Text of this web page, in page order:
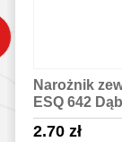
Narożnik
ESQ 642
2.70 zł